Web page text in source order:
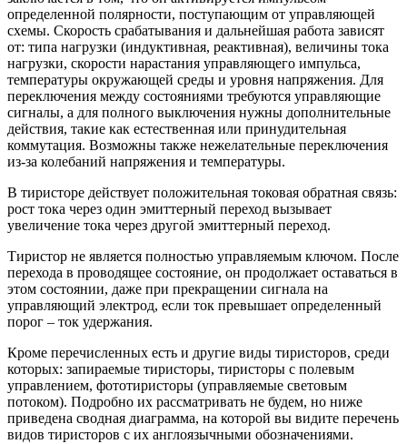
определенной полярности, поступающим от управляющей
схемы. Скорость срабатывания и дальнейшая работа зависят
от: типа нагрузки (индуктивная, реактивная), величины тока
нагрузки, скорости нарастания управляющего импульса,
температуры окружающей среды и уровня напряжения. Для
переключения между состояниями требуются управляющие
сигналы, а для полного выключения нужны дополнительные
действия, такие как естественная или принудительная
коммутация. Возможны также нежелательные переключения
из-за колебаний напряжения и температуры.
В тиристоре действует положительная токовая обратная связь:
рост тока через один эмиттерный переход вызывает
увеличение тока через другой эмиттерный переход.
Тиристор не является полностью управляемым ключом. После
перехода в проводящее состояние, он продолжает оставаться в
этом состоянии, даже при прекращении сигнала на
управляющий электрод, если ток превышает определенный
порог – ток удержания.
Кроме перечисленных есть и другие виды тиристоров, среди
которых: запираемые тиристоры, тиристоры с полевым
управлением, фототиристоры (управляемые световым
потоком). Подробно их рассматривать не будем, но ниже
приведена сводная диаграмма, на которой вы видите перечень
видов тиристоров с их англоязычными обозначениями.